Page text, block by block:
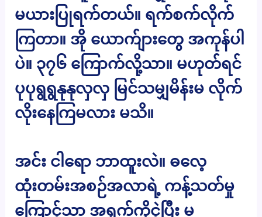
မယားပြုရက်တယ်။ ရက်စက်လိုက်
ကြတာ။ အို ယောက်ျားတွေ အကုန်ပါ
ပဲ။ ၃၇၆ ကြောက်လို့သာ။ မဟုတ်ရင်
ပုပုရွရွနုနုလှလှ မြင်သမျှမိန်းမ လိုက်
လိုးနေကြမလား မသိ။
အင်း ငါရော ဘာထူးလဲ။ ဓလေ့
ထုံးတမ်းအစဉ်အလာရဲ့ ကန့်သတ်မှု
ကြောင့်သာ အရှက်ကိုငဲ့ပြီး မ